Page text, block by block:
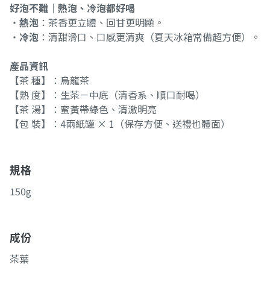
好泡不難｜熱泡、冷泡都好喝
・ 熱泡 ：茶香更立體、回甘更明顯。
・ 冷泡 ：清甜滑口、口感更清爽（夏天冰箱常備超方便）。
產品資訊
【茶 種】：烏龍茶
【熟 度】：生茶－中底（清香系、順口耐喝）
【茶 湯】：蜜黃帶綠色、清澈明亮
【包 裝】：4兩紙罐 × 1（保存方便、送禮也體面）
規格
150g
成份
茶葉